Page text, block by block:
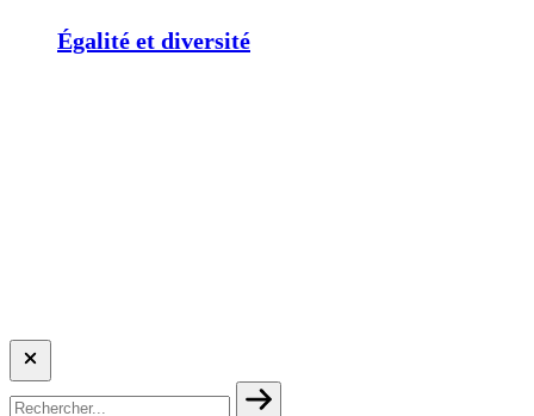
Égalité et diversité